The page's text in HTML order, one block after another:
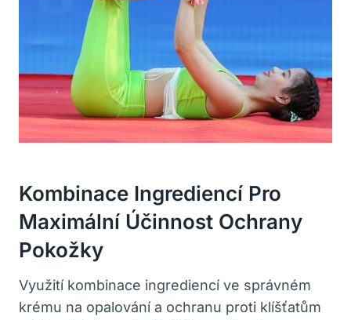
Kombinace Ingrediencí Pro
Maximální Účinnost Ochrany
Pokožky
Využití kombinace ingrediencí ve správném
krému na opalování a ochranu proti klíšťatům